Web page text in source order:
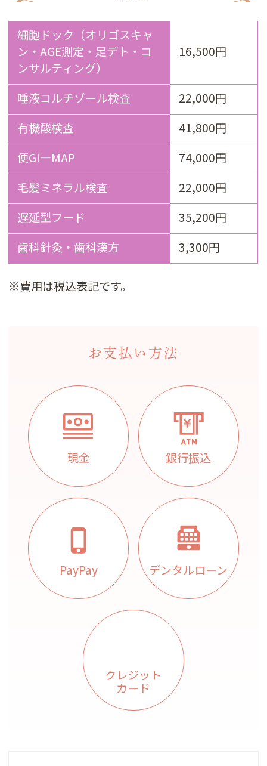
細胞ドック（オリゴスキャ
ン・AGE測定・足デト・コ
ンサルティング）
16,500円
唾液コルチゾール検査
22,000円
有機酸検査
41,800円
便GI―MAP
74,000円
毛髪ミネラル検査
22,000円
遅延型フード
35,200円
歯科針灸・歯科漢方
3,300円
※費用は税込表記です。
お支払い方法
現金 銀行振込
PayPay デンタルローン
クレジット
カード